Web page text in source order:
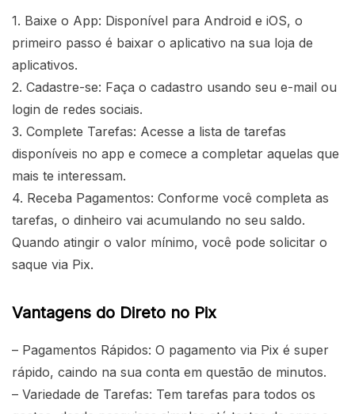
1. Baixe o App: Disponível para Android e iOS, o
primeiro passo é baixar o aplicativo na sua loja de
aplicativos.
2. Cadastre-se: Faça o cadastro usando seu e-mail ou
login de redes sociais.
3. Complete Tarefas: Acesse a lista de tarefas
disponíveis no app e comece a completar aquelas que
mais te interessam.
4. Receba Pagamentos: Conforme você completa as
tarefas, o dinheiro vai acumulando no seu saldo.
Quando atingir o valor mínimo, você pode solicitar o
saque via Pix.
Vantagens do Direto no Pix
– Pagamentos Rápidos: O pagamento via Pix é super
rápido, caindo na sua conta em questão de minutos.
– Variedade de Tarefas: Tem tarefas para todos os